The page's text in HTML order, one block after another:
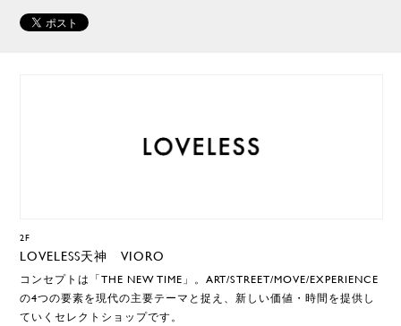
2F
LOVELESS天神 VIORO
コンセプトは「THE NEW TIME」。ART/STREET/MOVE/EXPERIENCE
の4つの要素を現代の主要テーマと捉え、新しい価値・時間を提供し
ていくセレクトショップです。